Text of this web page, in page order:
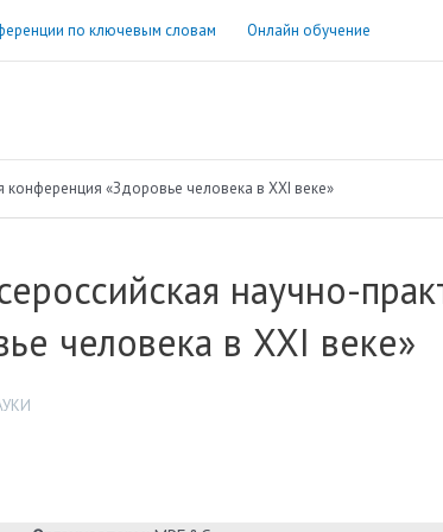
по ключевым словам Онлайн обучение
конференция «Здоровье человека в XXI веке»
научно-
человека в XXI веке»